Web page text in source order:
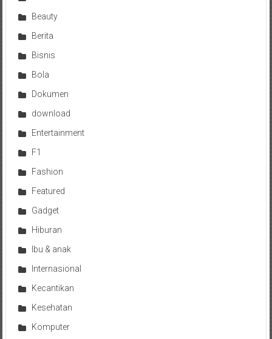
Beauty
Berita
Bisnis
Bola
Dokumen
download
Entertainment
F1
Fashion
Featured
Gadget
Hiburan
Ibu & anak
Internasional
Kecantikan
Kesehatan
Komputer